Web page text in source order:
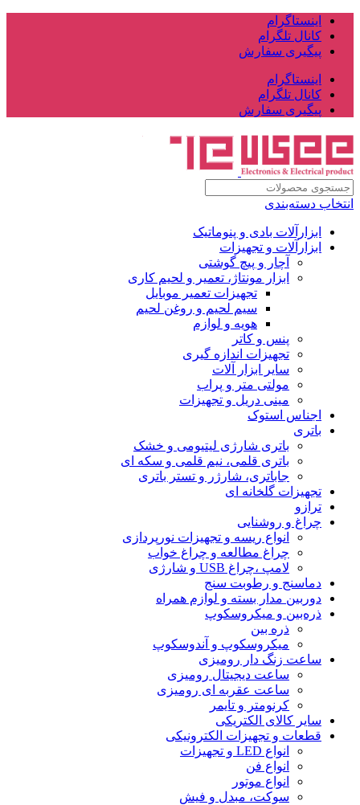
اینستاگرام
کانال تلگرام
پیگیری سفارش
اینستاگرام
کانال تلگرام
پیگیری سفارش
انتخاب دسته‌بندی
ابزارآلات بادی و پنوماتیک
ابزارآلات و تجهیزات
آچار و پیچ گوشتی
ابزار مونتاژ، تعمیر و لحیم کاری
تجهیزات تعمیر موبایل
سیم لحیم و روغن لحیم
هویه و لوازم
پنس و کاتر
تجهیزات اندازه گیری
سایر ابزار آلات
مولتی متر و پراب
مینی دریل و تجهیزات
اجناس استوک
باتری
باتری شارژی لیتیومی و خشک
باتری قلمی، نیم قلمی و سکه ای
جاباتری، شارژر و تستر باتری
تجهیزات گلخانه ای
ترازو
چراغ و روشنایی
انواع ریسه و تجهیزات نورپردازی
چراغ مطالعه و چراغ خواب
لامپ ،چراغ USB و شارژی
دماسنج و رطوبت سنج
دوربین مدار بسته و لوازم همراه
ذره‌بین و میکروسکوپ
ذره بین
میکروسکوپ و آندوسکوپ
ساعت زنگ دار رومیزی
ساعت دیجیتال رومیزی
ساعت عقربه ای رومیزی
کرنومتر و تایمر
سایر کالای الکتریکی
قطعات و تجهیزات الکترونیکی
انواع LED و تجهیزات
انواع فن
انواع موتور
سوکت، مبدل و فیش